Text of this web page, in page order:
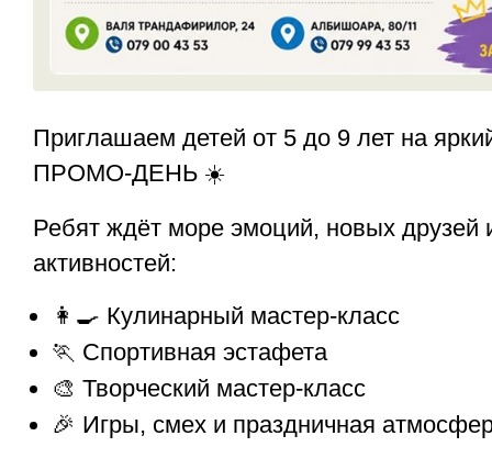
Приглашаем детей от 5 до 9 лет на
ПРОМО-ДЕНЬ ☀️
Ребят ждёт море эмоций, новых друзей
активностей:
👩‍🍳 Кулинарный мастер-класс
🏃 Спортивная эстафета
🎨 Творческий мастер-класс
🎉 Игры, смех и праздничная